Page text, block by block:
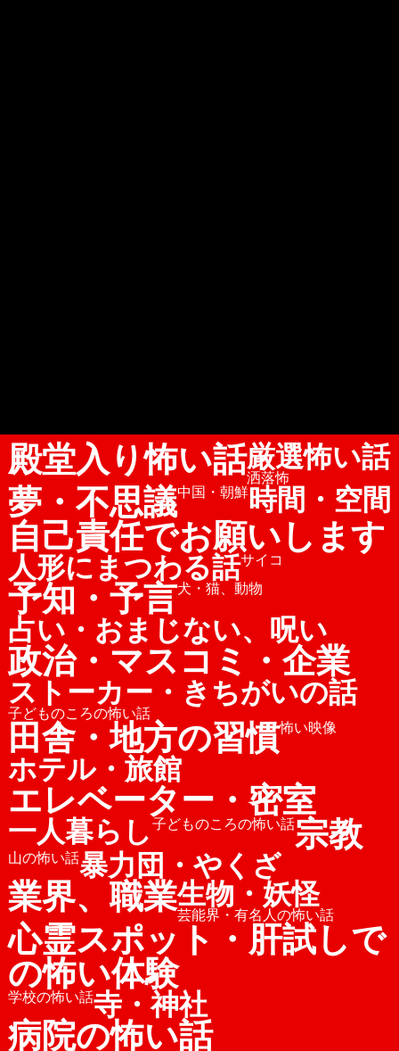
殿堂入り怖い話厳選怖い話
洒落怖
夢・不思議中国・朝鮮時間・空間
自己責任でお願いします
人形にまつわる話サイコ
予知・予言犬・猫、動物
占い・おまじない、呪い
政治・マスコミ・企業
ストーカー・きちがいの話
子どものころの怖い話
田舎・地方の習慣怖い映像
ホテル・旅館
エレベーター・密室
一人暮らし 子どものころの怖い話宗教
山の怖い話暴力団・やくざ
業界、職業生物・妖怪
芸能界・有名人の怖い話
心霊スポット・肝試しで
の怖い体験
学校の怖い話寺・神社
病院の怖い話